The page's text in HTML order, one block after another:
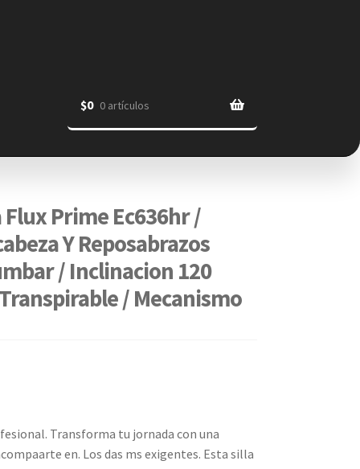
$0 0 artículos
Flux Prime Ec636hr /
Y Reposabrazos
/ Inclinacion 120
/ Mecanismo
Transforma tu jornada con una
en. Los das ms exigentes. Esta silla